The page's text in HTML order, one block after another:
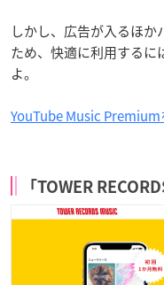
しかし、広告が入るほ
ため、快適に利用するに
よ。
YouTube Music
「TOWER